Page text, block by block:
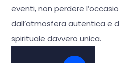
eventi, non perdere
dall’atmosfera autentica e
spirituale davvero unica.